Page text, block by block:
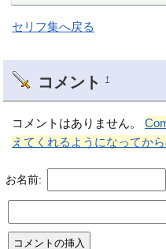
セリフ集へ戻る
コメント †
コメントはありません。
えてくれるようになってか
お名前: